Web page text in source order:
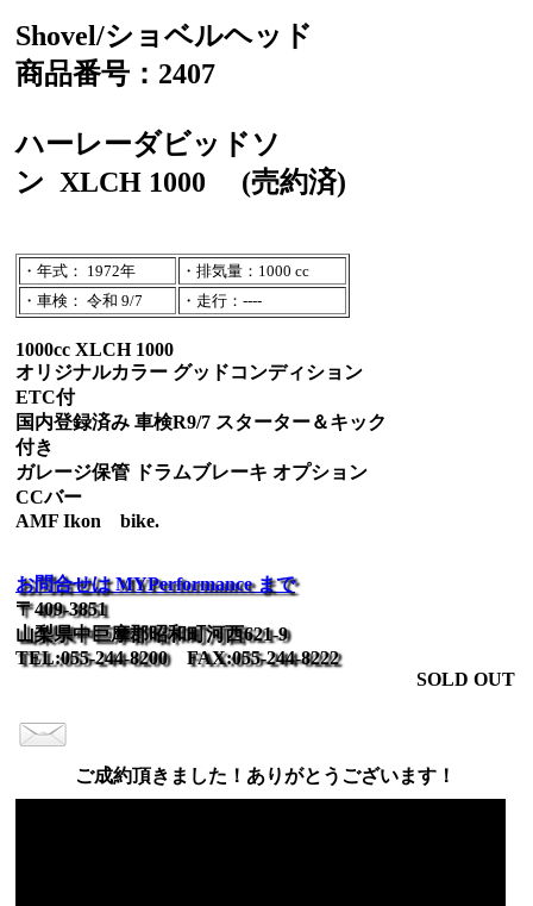
Shovel/ショベルヘッド
商品番号：2407
ハーレーダビッドソ
ン XLCH 1000 (売約済)
・年式： 1972年
・排気量：1000 cc
・車検： 令和 9/7
・走行：----
1000cc XLCH 1000
オリジナルカラー グッドコンディション
ETC付
国内登録済み 車検R9/7 スターター＆キック
付き
ガレージ保管 ドラムブレーキ オプション
CCバー
AMF Ikon bike.
お問合せは MYPerformance まで
〒409-3851
山梨県中巨摩郡昭和町河西621-9
TEL:055-244-8200 FAX:055-244-8222
SOLD OUT
ご成約頂きました！ありがとうございます！